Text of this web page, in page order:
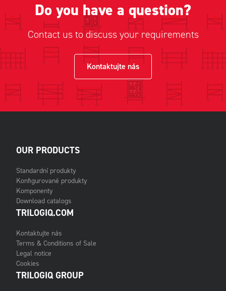
Do you have a question?
Contact us to discuss your requirements
Kontaktujte nás
OUR PRODUCTS
Standardní produkty
Konfigurované produkty
Komponenty
Download catalogs
TRILOGIQ.COM
Kontaktujte nás
Terms & Conditions of Sale
Legal notice
Cookies
TRILOGIQ GROUP